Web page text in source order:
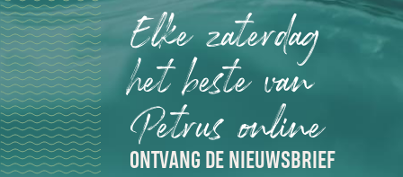
Elke zaterdag
het beste van
Petrus online
ONTVANG DE NIEUWSBRIEF